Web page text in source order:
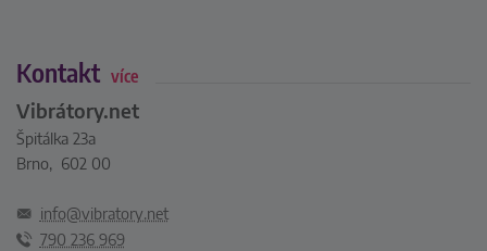
Kontakt více
Vibrátory.net
Špitálka 23a
Brno, 602 00
info@vibratory.net
790 236 969